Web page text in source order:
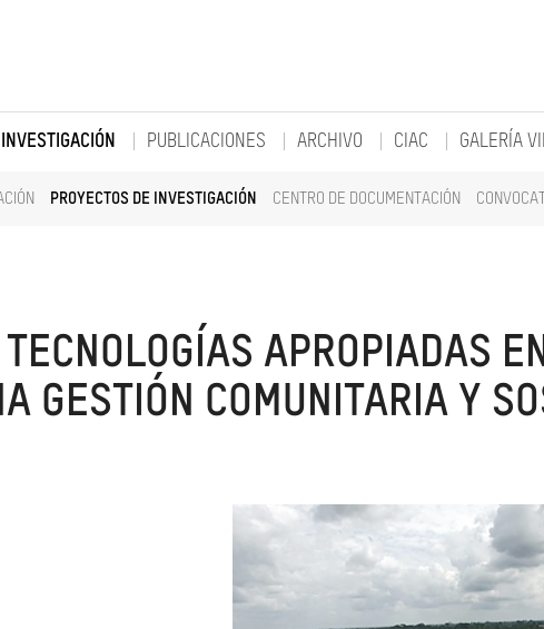
INVESTIGACIÓN
PROYECTOS DE INVESTIGACIÓN CENTRO DE DOCUMENTACIÓN
PUBLICACIONES ARCHIVO CIAC GALERÍA
APROPIADAS
GESTIÓN COMUNITARIA Y